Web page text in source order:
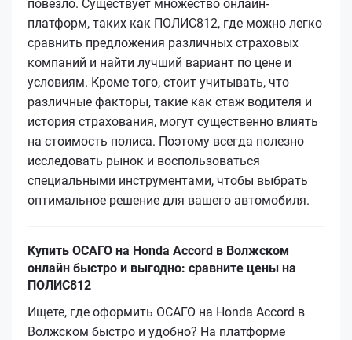
повезло. Существует множество онлайн-
платформ, таких как ПОЛИС812, где можно легко
сравнить предложения различных страховых
компаний и найти лучший вариант по цене и
условиям. Кроме того, стоит учитывать, что
различные факторы, такие как стаж водителя и
история страхования, могут существенно влиять
на стоимость полиса. Поэтому всегда полезно
исследовать рынок и воспользоваться
специальными инструментами, чтобы выбрать
оптимальное решение для вашего автомобиля.
Купить ОСАГО на Honda Accord в Волжском
онлайн быстро и выгодно: сравните цены на
ПОЛИС812
Ищете, где оформить ОСАГО на Honda Accord в
Волжском быстро и удобно? На платформе